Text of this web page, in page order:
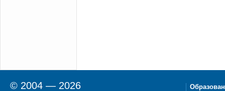
© 2004 — 2026